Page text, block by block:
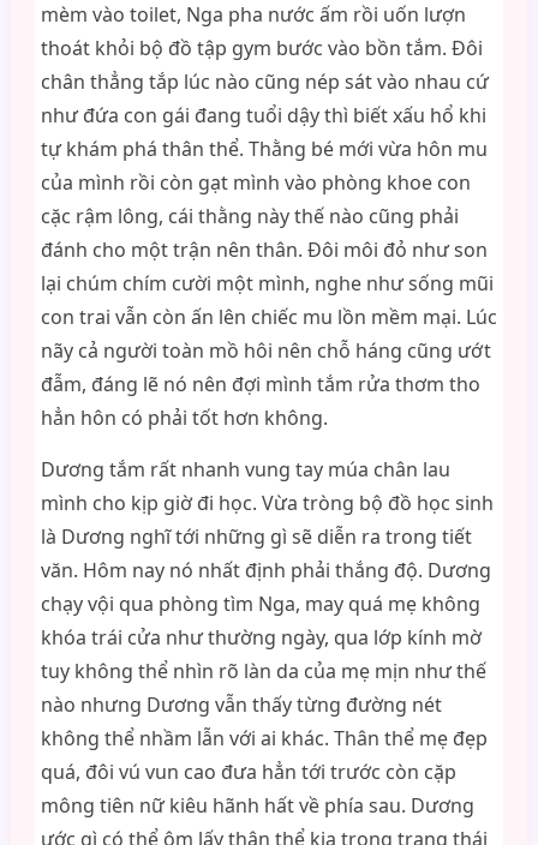
mèm vào toilet, Nga pha nước ấm rồi uốn lượn
thoát khỏi bộ đồ tập gym bước vào bồn tắm. Đôi
chân thẳng tắp lúc nào cũng nép sát vào nhau cứ
như đứa con gái đang tuổi dậy thì biết xấu hổ khi
tự khám phá thân thể. Thằng bé mới vừa hôn mu
của mình rồi còn gạt mình vào phòng khoe con
cặc rậm lông, cái thằng này thế nào cũng phải
đánh cho một trận nên thân. Đôi môi đỏ như son
lại chúm chím cười một mình, nghe như sống mũi
con trai vẫn còn ấn lên chiếc mu lồn mềm mại. Lúc
nãy cả người toàn mồ hôi nên chỗ háng cũng ướt
đẫm, đáng lẽ nó nên đợi mình tắm rửa thơm tho
hẳn hôn có phải tốt hơn không.
Dương tắm rất nhanh vung tay múa chân lau
mình cho kịp giờ đi học. Vừa tròng bộ đồ học sinh
là Dương nghĩ tới những gì sẽ diễn ra trong tiết
văn. Hôm nay nó nhất định phải thắng độ. Dương
chạy vội qua phòng tìm Nga, may quá mẹ không
khóa trái cửa như thường ngày, qua lớp kính mờ
tuy không thể nhìn rõ làn da của mẹ mịn như thế
nào nhưng Dương vẫn thấy từng đường nét
không thể nhầm lẫn với ai khác. Thân thể mẹ đẹp
quá, đôi vú vun cao đưa hẳn tới trước còn cặp
mông tiên nữ kiêu hãnh hất về phía sau. Dương
ước gì có thể ôm lấy thân thể kia trong trạng thái